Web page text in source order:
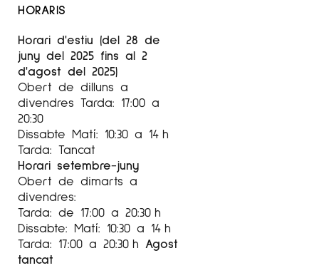
Wingdale Project.
Sherry Leedy Fini Arts, Kansas City, Missouri.
Exposició individual, juny de 2015
2014
«La porta a l’infern», fotografies del cràter de
gas Derweza a Turkmenistan
The White Gallery, Lakeville, Connecticut
Exposició individual, novembre de 2014
Per a més informació l’Artista
a l’Instagram@galeriaespaicavallers
HORARIS
Horari d'estiu (del 28 de
juny del 2025 fins al 2
d'agost del 2025)
Obert de dilluns a
divendres Tarda: 17:00 a
20:30
Dissabte Matí: 10:30 a 14 h
Tarda: Tancat
Horari setembre-juny
Obert de dimarts a
divendres:
Tarda: de 17:00 a 20:30 h
Dissabte: Matí: 10:30 a 14 h
Tarda: 17:00 a 20:30 h Agost
tancat